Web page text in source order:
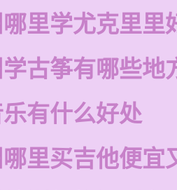
里学尤克里里
古筝有哪些地
有什么好处
里买吉他便宜